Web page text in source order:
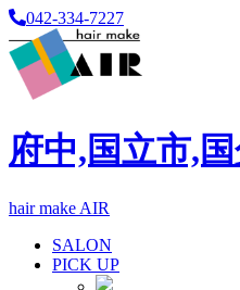
042-334-7227
府中,国立市,
hair make AIR
SALON
PICK UP